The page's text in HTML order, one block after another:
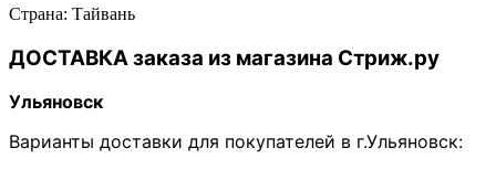
Страна: Тайвань
ДОСТАВКА заказа из магазина Стриж.ру
Ульяновск
Варианты доставки для покупателей в г.Ульяновск: